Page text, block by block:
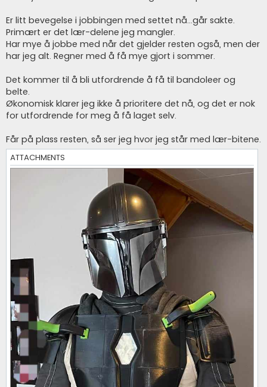
Er litt bevegelse i jobbingen med settet nå...går sakte.
Primært er det lær-delene jeg mangler.
Har mye å jobbe med når det gjelder resten også, men der
har jeg alt. Regner med å få mye gjort i sommer.
Det kommer til å bli utfordrende å få til bandoleer og
belte.
Økonomisk klarer jeg ikke å prioritere det nå, og det er nok
for utfordrende for meg å få laget selv.
Får på plass resten, så ser jeg hvor jeg står med lær-bitene.
ATTACHMENTS